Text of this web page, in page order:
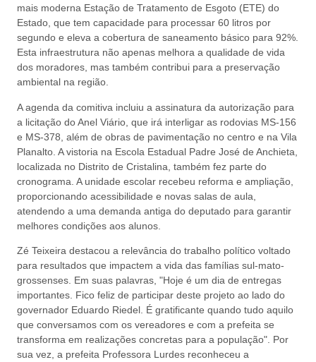
mais moderna Estação de Tratamento de Esgoto (ETE) do
Estado, que tem capacidade para processar 60 litros por
segundo e eleva a cobertura de saneamento básico para 92%.
Esta infraestrutura não apenas melhora a qualidade de vida
dos moradores, mas também contribui para a preservação
ambiental na região.
A agenda da comitiva incluiu a assinatura da autorização para
a licitação do Anel Viário, que irá interligar as rodovias MS-156
e MS-378, além de obras de pavimentação no centro e na Vila
Planalto. A vistoria na Escola Estadual Padre José de Anchieta,
localizada no Distrito de Cristalina, também fez parte do
cronograma. A unidade escolar recebeu reforma e ampliação,
proporcionando acessibilidade e novas salas de aula,
atendendo a uma demanda antiga do deputado para garantir
melhores condições aos alunos.
Zé Teixeira destacou a relevância do trabalho político voltado
para resultados que impactem a vida das famílias sul-mato-
grossenses. Em suas palavras, "Hoje é um dia de entregas
importantes. Fico feliz de participar deste projeto ao lado do
governador Eduardo Riedel. É gratificante quando tudo aquilo
que conversamos com os vereadores e com a prefeita se
transforma em realizações concretas para a população". Por
sua vez, a prefeita Professora Lurdes reconheceu a